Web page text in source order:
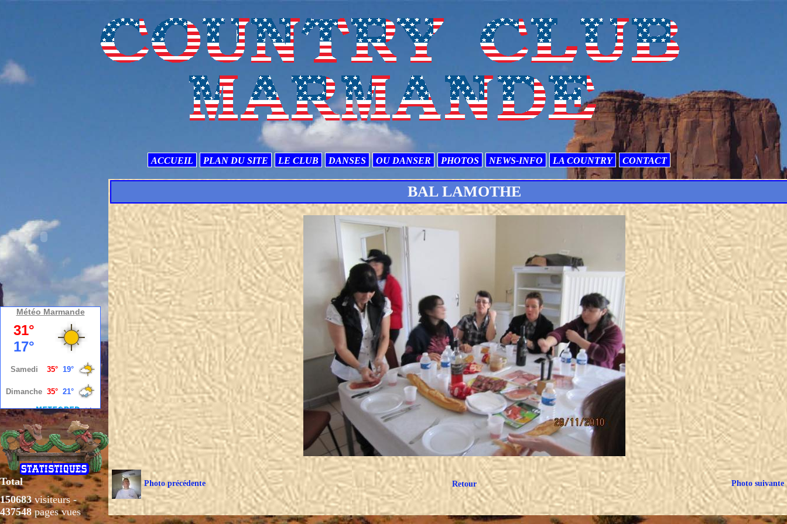
ACCUEIL PLAN DU SITE LE CLUB DANSES OU DANSER PHOTOS NEWS-INFO LA COUNTRY CONTACT
Météo Marmande
Total
150683visiteurs -
437548pages vues
BAL LAMOTHE
Photo précédente Retour Photo suivante